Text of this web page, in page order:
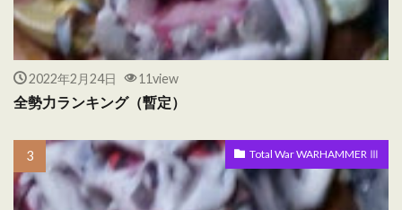
2022年2月24日 11view
全勢力ランキング（暫定）
Total War WARHAMMER Ⅲ